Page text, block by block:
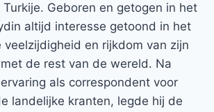
Geboren en getogen in het
altijd interesse getoond in het
veelzijdigheid en rijkdom van zijn
de rest van de wereld. Na
als correspondent voor
landelijke kranten, legde hij de